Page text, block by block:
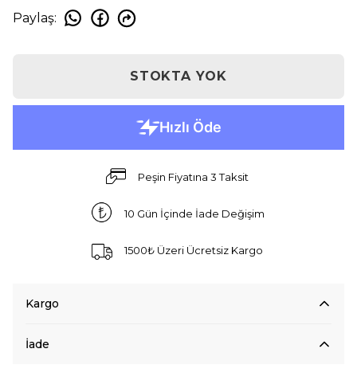
Paylaş:
STOKTA YOK
Peşin Fiyatına 3 Taksit
10 Gün İçinde İade Değişim
1500₺ Üzeri Ücretsiz Kargo
Kargo
İade